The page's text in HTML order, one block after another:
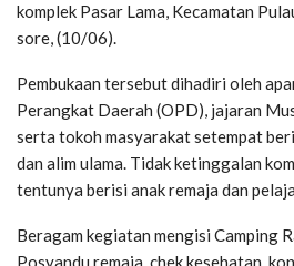
komplek Pasar Lama, Kecamatan
sore, (10/06).
Pembukaan tersebut dihadiri oleh
Perangkat Daerah (OPD), jajaran
serta tokoh masyarakat setempat
dan alim ulama. Tidak ketinggalan
tentunya berisi anak remaja dan
Beragam kegiatan mengisi Camping